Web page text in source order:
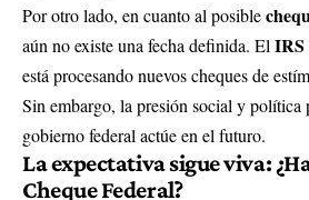
Por otro lado, en cuanto al posible
aún no existe una fecha definida. El IRS
está procesando nuevos cheques de
Sin embargo, la presión social y política
gobierno federal actúe en el futuro.
La expectativa sigue viva:
Cheque Federal?